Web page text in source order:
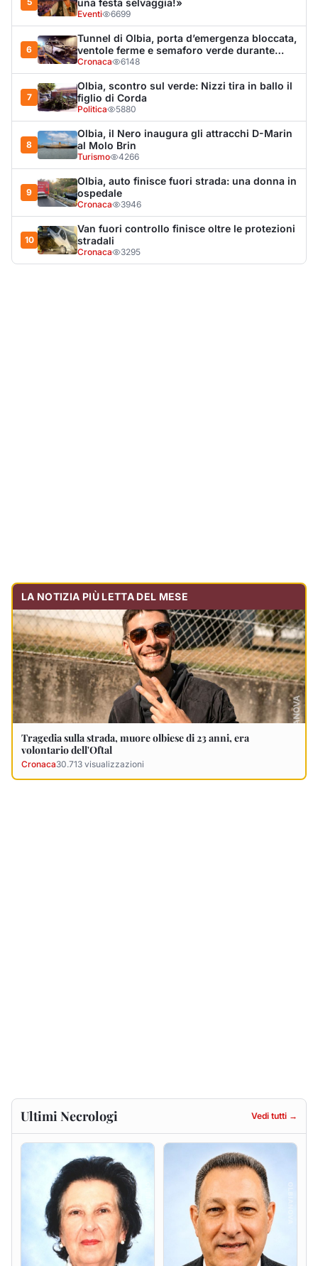
10
Van fuori controllo finisce oltre le protezioni
stradali
Cronaca 3295
Francesca Anna Pirina
ved. Pileri
6 agosto 2026
Massimo Ricciu
6 agosto 2026